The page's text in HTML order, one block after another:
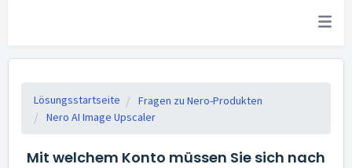
Lösungsstartseite
Fragen zu Nero-Produkten
Nero AI Image Upscaler
Mit welchem Konto müssen Sie sich nach